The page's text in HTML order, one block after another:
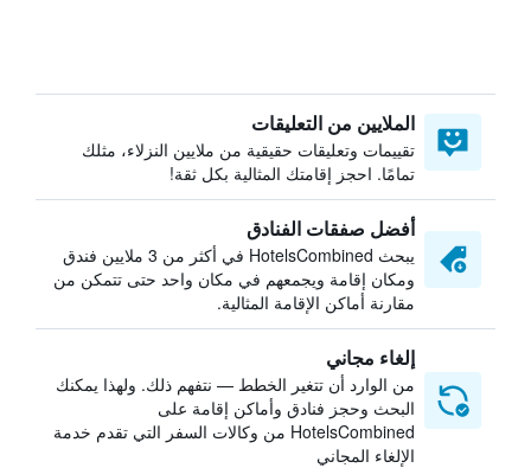
الملايين من التعليقات
تقييمات وتعليقات حقيقية من ملايين النزلاء، مثلك
تمامًا. احجز إقامتك المثالية بكل ثقة!
أفضل صفقات الفنادق
يبحث HotelsCombined في أكثر من 3 ملايين فندق
ومكان إقامة ويجمعهم في مكان واحد حتى تتمكن من
مقارنة أماكن الإقامة المثالية.
إلغاء مجاني
من الوارد أن تتغير الخطط — نتفهم ذلك. ولهذا يمكنك
البحث وحجز فنادق وأماكن إقامة على
HotelsCombined من وكالات السفر التي تقدم خدمة
الإلغاء المجاني